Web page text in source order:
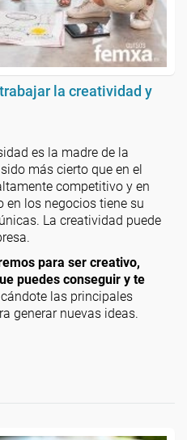
la creatividad y
es la madre de la
más cierto que en el
competitivo y en
en los negocios tiene su
La creatividad puede
para ser creativo,
puedes conseguir y te
las principales
generar nuevas ideas.